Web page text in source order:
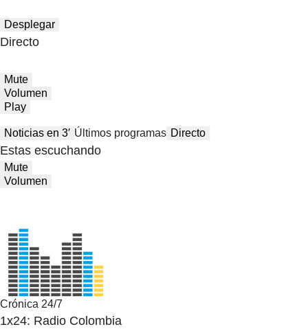
Desplegar
Directo
Mute
Volumen
Play
Noticias en 3′ Últimos programas Directo
Estas escuchando
Mute
Volumen
Crónica 24/7
1x24: Radio Colombia